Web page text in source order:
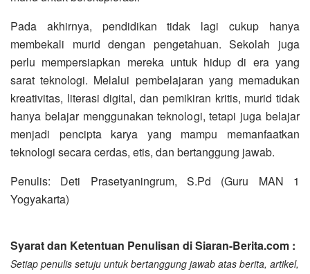
Pada akhirnya, pendidikan tidak lagi cukup hanya
membekali murid dengan pengetahuan. Sekolah juga
perlu mempersiapkan mereka untuk hidup di era yang
sarat teknologi. Melalui pembelajaran yang memadukan
kreativitas, literasi digital, dan pemikiran kritis, murid tidak
hanya belajar menggunakan teknologi, tetapi juga belajar
menjadi pencipta karya yang mampu memanfaatkan
teknologi secara cerdas, etis, dan bertanggung jawab.
Penulis: Deti Prasetyaningrum, S.Pd (Guru MAN 1
Yogyakarta)
Syarat dan Ketentuan Penulisan di Siaran-Berita.com :
Setiap penulis setuju untuk bertanggung jawab atas berita, artikel,